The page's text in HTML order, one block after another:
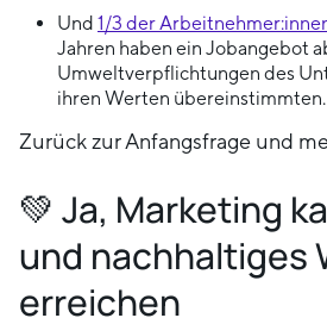
Und 1/3 der
Jahren haben ein Jobangebot
Umweltverpflichtungen des
ihren Werten übereinstimmten.
Zurück zur Anfangsfrage und
💚 Ja, Marketing
und nachhaltiges
erreichen